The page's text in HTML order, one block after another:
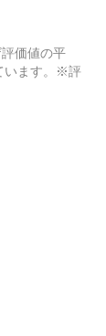
価値の平
います。※評